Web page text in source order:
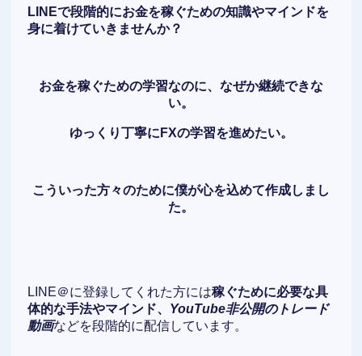
LINEで段階的にお金を稼ぐための知識やマインドを
身に着けていきませんか？
お金を稼ぐための学習なのに、なぜか継続できな
い。
ゆっくり丁寧にFXの学習を進めたい。
こういった方々のために僕が心を込めて作成しまし
た。
LINE＠に登録してくれた方には稼ぐために必要な具
体的な手法やマインド、 YouTube非公開のトレード
動画などを段階的に配信しています。